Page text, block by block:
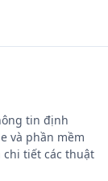
tin định
và phần mềm
chi tiết các thuật